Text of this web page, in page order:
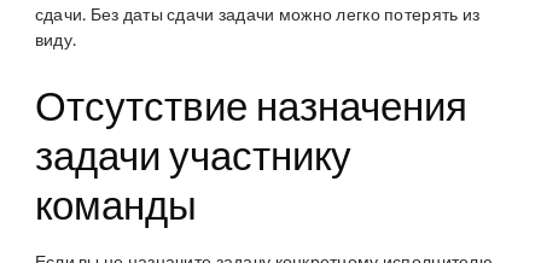
сдачи. Без даты сдачи задачи можно легко потерять из
виду.
Отсутствие назначения
задачи участнику
команды